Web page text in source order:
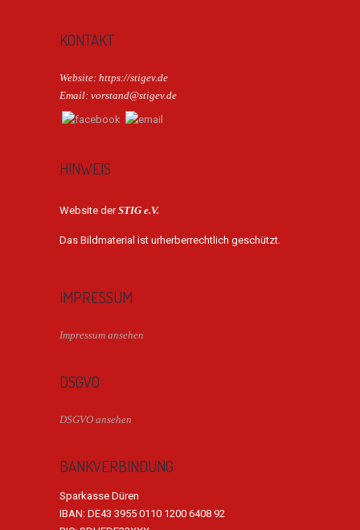
KONTAKT
Website: https://stigev.de
Email: vorstand@stigev.de
HINWEIS
Website derSTIG e.V.
Das Bildmaterial ist urherberrechtlich geschützt.
IMPRESSUM
Impressum ansehen
DSGVO
DSGVO ansehen
BANKVERBINDUNG
Sparkasse Düren
IBAN: DE43 3955 0110 1200 6408 92